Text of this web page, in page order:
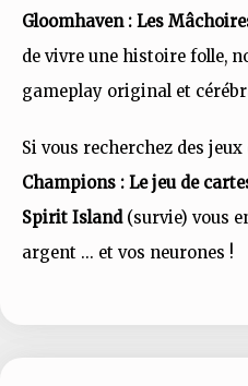
Gloomhaven : Les
de vivre une histoire folle,
gameplay original et
Si vous recherchez des
Champions : Le jeu de
Spirit Island (survie) vous
argent ... et vos neurones !